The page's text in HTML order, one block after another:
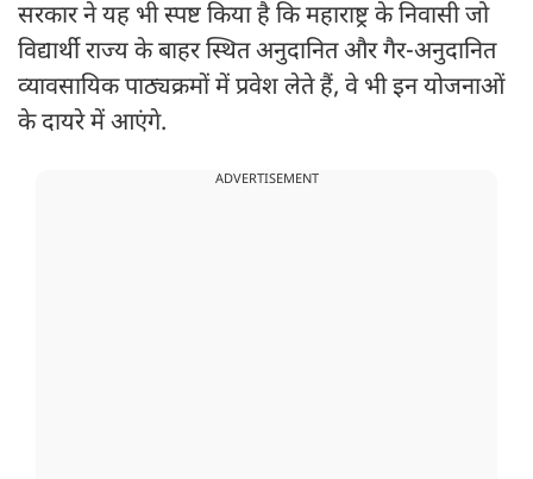
सरकार ने यह भी स्पष्ट किया है कि महाराष्ट्र के निवासी जो
विद्यार्थी राज्य के बाहर स्थित अनुदानित और गैर-अनुदानित
व्यावसायिक पाठ्यक्रमों में प्रवेश लेते हैं, वे भी इन योजनाओं
के दायरे में आएंगे.
ADVERTISEMENT